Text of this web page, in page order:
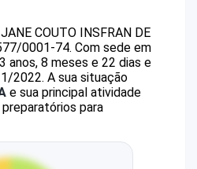
JANE COUTO INSFRAN DE
0001-74. Com sede em
anos, 8 meses e 22 dias e
2022. A sua situação
e sua principal atividade
para